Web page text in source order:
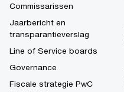
Commissarissen
Jaarbericht en
transparantieverslag
Line of Service boards
Governance
Fiscale strategie PwC